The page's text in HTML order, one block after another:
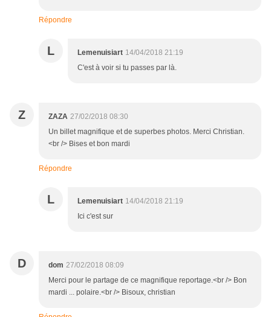
Répondre
L Lemenuisiart 14/04/2018 21:19
C'est à voir si tu passes par là.
Z ZAZA 27/02/2018 08:30
Un billet magnifique et de superbes photos. Merci Christian.
<br /> Bises et bon mardi
Répondre
L Lemenuisiart 14/04/2018 21:19
Ici c'est sur
D dom 27/02/2018 08:09
Merci pour le partage de ce magnifique reportage.<br /> Bon
mardi ... polaire.<br /> Bisoux, christian